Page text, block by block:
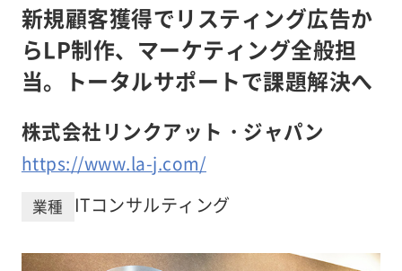
新規顧客獲得でリスティング広告か
らLP制作、マーケティング全般担
当。トータルサポートで課題解決へ
株式会社リンクアット・ジャパン
https://www.la-j.com/
業種 ITコンサルティング